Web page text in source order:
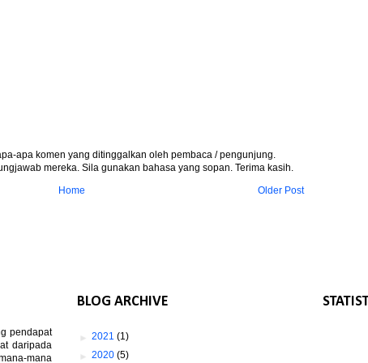
apa komen yang ditinggalkan oleh pembaca / pengunjung.
mereka. Sila gunakan bahasa yang sopan. Terima kasih.
Older Post
Home
pendapat
daripada
mana
BLOG ARCHIVE
► 2021 (1)
► 2020 (5)